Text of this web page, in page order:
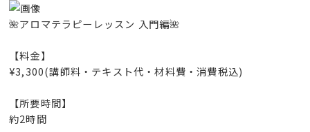
🌺アロマテラピーレッスン 入門編🌺
【料金】
¥3,300(講師料・テキスト代・材料費・消費税込)
【所要時間】
約2時間